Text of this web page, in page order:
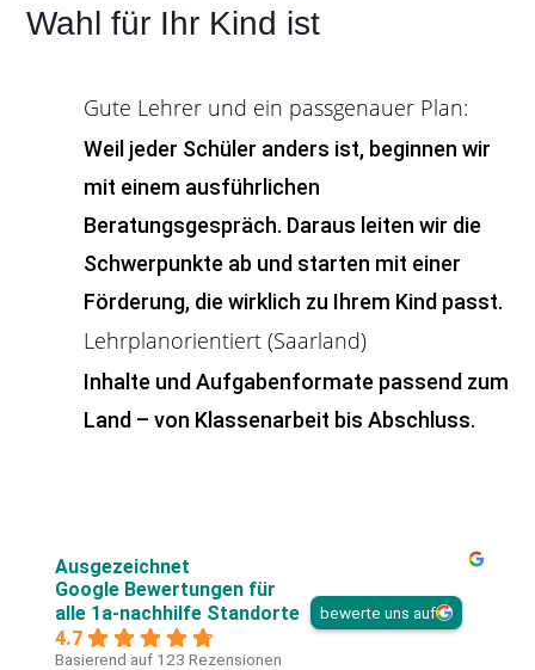
Wahl für Ihr Kind ist
Gute Lehrer und ein passgenauer Plan:
Weil jeder Schüler anders ist, beginnen wir
mit einem ausführlichen
Beratungsgespräch. Daraus leiten wir die
Schwerpunkte ab und starten mit einer
Förderung, die wirklich zu Ihrem Kind passt.
Lehrplanorientiert (Saarland)
Inhalte und Aufgabenformate passend zum
Land – von Klassenarbeit bis Abschluss.
Ausgezeichnet
Google Bewertungen für
alle 1a-nachhilfe Standorte
4.7
Basierend auf 123 Rezensionen
bewerte uns auf